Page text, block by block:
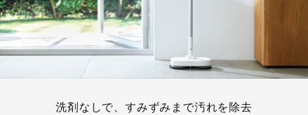
洗剤なしで、すみずみまで汚れを除去